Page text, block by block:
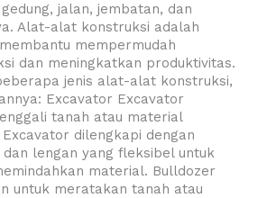
jalan, jembatan, dan
Alat-alat konstruksi adalah
mempermudah
dan meningkatkan produktivitas.
jenis alat-alat konstruksi,
Excavator Excavator
tanah atau material
dilengkapi dengan
lengan yang fleksibel untuk
material. Bulldozer
untuk meratakan tanah atau